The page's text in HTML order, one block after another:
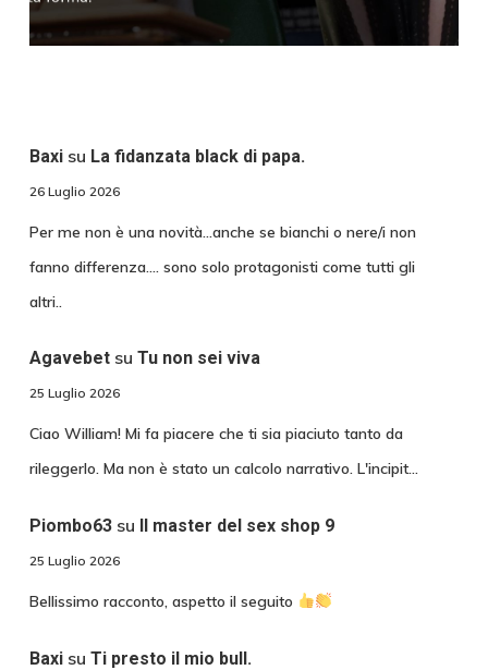
Baxisu La fidanzata black di papa.
26 Luglio 2026
Per me non è una novità...anche se bianchi o nere/i non
fanno differenza.... sono solo protagonisti come tutti gli
altri..
Agavebetsu Tu non sei viva
25 Luglio 2026
Ciao William! Mi fa piacere che ti sia piaciuto tanto da
rileggerlo. Ma non è stato un calcolo narrativo. L'incipit…
Piombo63su Il master del sex shop 9
25 Luglio 2026
Bellissimo racconto, aspetto il seguito
Baxisu Ti presto il mio bull.